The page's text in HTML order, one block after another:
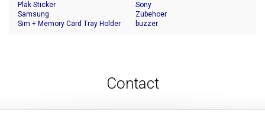
Plak Sticker
Samsung
Sim + Memory Card Tray Holder
Sony
Zubehoer
buzzer
Contact